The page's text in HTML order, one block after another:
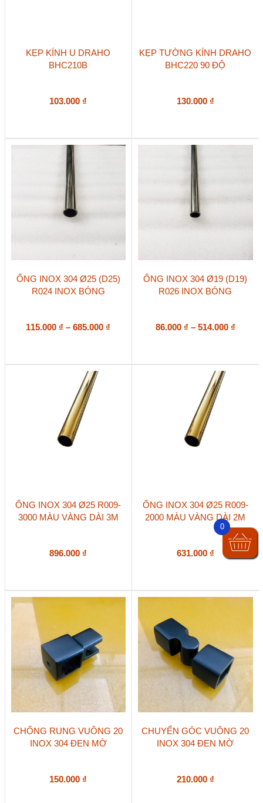
KẸP KÍNH U DRAHO
BHC210B
103.000 ₫
KẸP TƯỜNG KÍNH DRAHO
BHC220 90 ĐỘ
130.000 ₫
Sản
phẩm
ỐNG INOX 304 Ø25 (D25)
R024 INOX BÓNG
115.000 ₫ – 685.000 ₫
Sản
phẩm
ỐNG INOX 304 Ø19 (D19)
R026 INOX BÓNG
86.000 ₫ – 514.000 ₫
ỐNG INOX 304 Ø25 R009-
3000 MÀU VÀNG DÀI 3M
896.000 ₫
ỐNG INOX 304 Ø25 R009-
2000 MÀU VÀNG DÀI 2M
631.000 ₫
CHỐNG RUNG VUÔNG 20
INOX 304 ĐEN MỜ
150.000 ₫
CHUYỂN GÓC VUÔNG 20
INOX 304 ĐEN MỜ
210.000 ₫
0